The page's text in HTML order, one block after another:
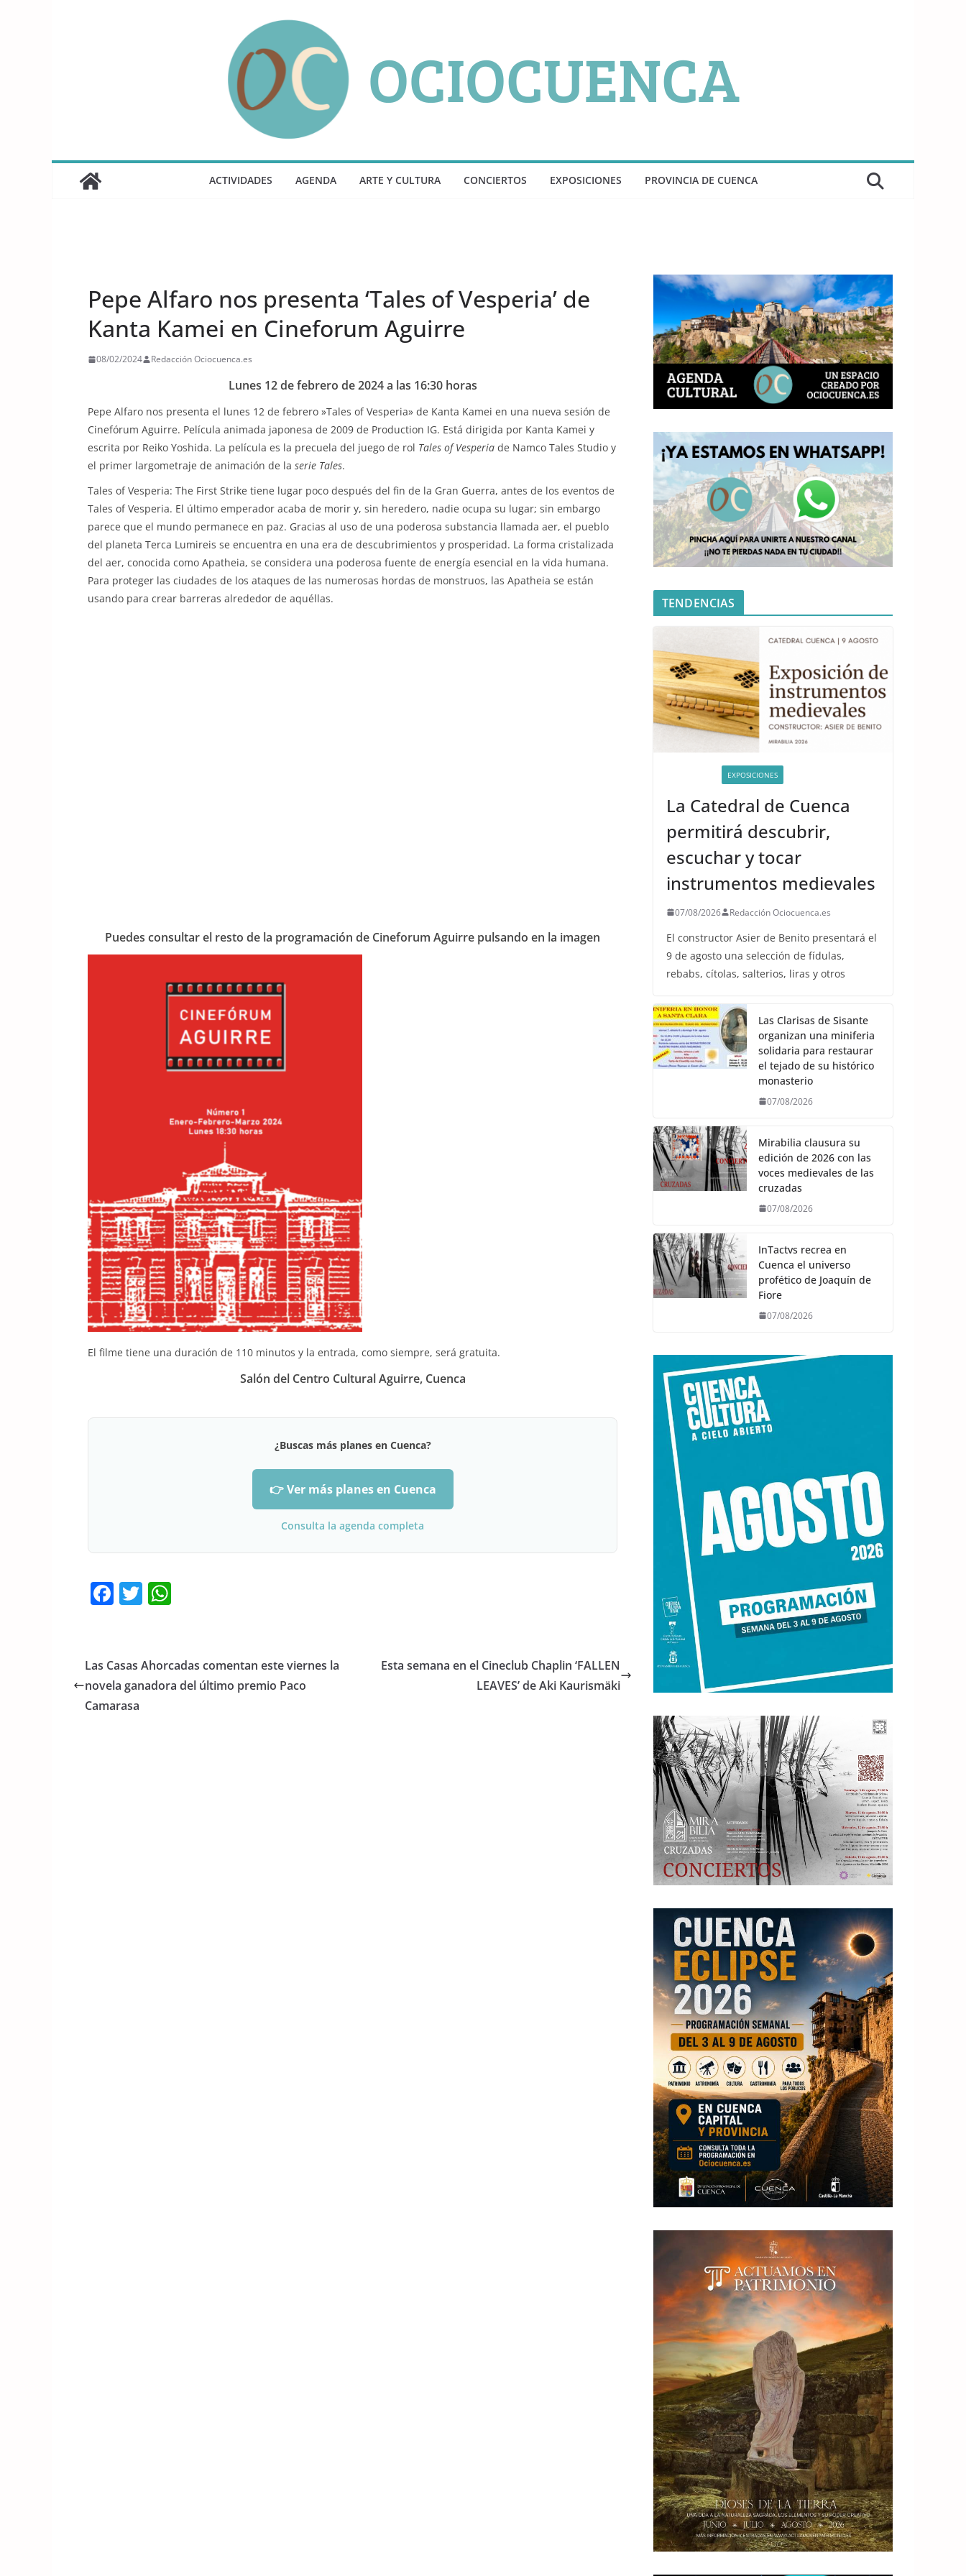
ACTIVIDADES AGENDA ARTE Y CULTURA CONCIERTOS EXPOSICIONES PROVINCIA DE CUENCA
Pepe Alfaro nos presenta ‘Tales of Vesperia’ de
Kanta Kamei en Cineforum Aguirre
08/02/2024 Redacción Ociocuenca.es
Lunes 12 de febrero de 2024 a las 16:30 horas
Pepe Alfaro nos presenta el lunes 12 de febrero »Tales of Vesperia» de Kanta Kamei en una nueva sesión de
Cinefórum Aguirre. Película animada japonesa de 2009 de Production IG. Está dirigida por Kanta Kamei y
escrita por Reiko Yoshida. La película es la precuela del juego de rol Tales of Vesperia de Namco Tales Studio y
el primer largometraje de animación de la serie Tales.
Tales of Vesperia: The First Strike tiene lugar poco después del fin de la Gran Guerra, antes de los eventos de
Tales of Vesperia. El último emperador acaba de morir y, sin heredero, nadie ocupa su lugar; sin embargo
parece que el mundo permanece en paz. Gracias al uso de una poderosa substancia llamada aer, el pueblo
del planeta Terca Lumireis se encuentra en una era de descubrimientos y prosperidad. La forma cristalizada
del aer, conocida como Apatheia, se considera una poderosa fuente de energía esencial en la vida humana.
Para proteger las ciudades de los ataques de las numerosas hordas de monstruos, las Apatheia se están
usando para crear barreras alrededor de aquéllas.
Puedes consultar el resto de la programación de Cineforum Aguirre pulsando en la imagen
El filme tiene una duración de 110 minutos y la entrada, como siempre, será gratuita.
Salón del Centro Cultural Aguirre, Cuenca
¿Buscas más planes en Cuenca?
👉 Ver más planes en Cuenca
Consulta la agenda completa
F
e
b
o
T
er s
A
Las Casas Ahorcadas comentan este viernes la
novela ganadora del último premio Paco
Camarasa
Esta semana en el Cineclub Chaplin ‘FALLEN
LEAVES’ de Aki Kaurismäki
TENDENCIAS
EXPOSICIONES
La Catedral de Cuenca
permitirá descubrir,
escuchar y tocar
instrumentos medievales
07/08/2026 Redacción Ociocuenca.es
El constructor Asier de Benito presentará el
9 de agosto una selección de fídulas,
rebabs, cítolas, salterios, liras y otros
Las Clarisas de Sisante
organizan una miniferia
solidaria para restaurar
el tejado de su histórico
monasterio
07/08/2026
Mirabilia clausura su
edición de 2026 con las
voces medievales de las
cruzadas
07/08/2026
InTactvs recrea en
Cuenca el universo
profético de Joaquín de
Fiore
07/08/2026